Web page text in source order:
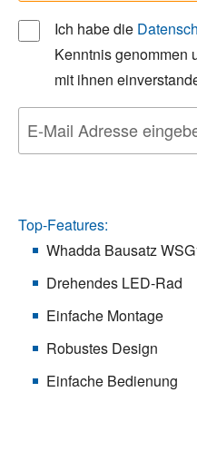
Ich habe die
Kenntnis genommen
mit ihnen
Top-Features:
Whadda Bausatz
Drehendes LED-Rad
Einfache Montage
Robustes Design
Einfache Bedienung